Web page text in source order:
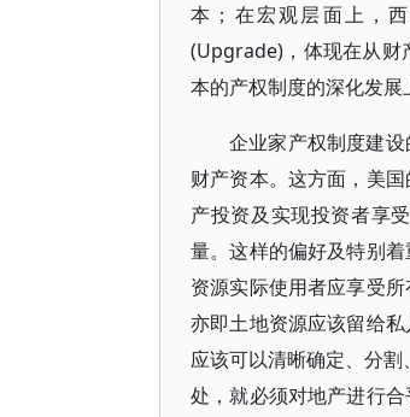
本；在宏观层面上，
(Upgrade)，体现在从财
本的产权制度的深化发展
企业家产权制度建
财产资本。这方面，美
产投资及实现投资者享
量。这样的偏好及特别
资源实际使用者应享受
亦即土地资源应该留给
应该可以清晰确定、分
处，就必须对地产进行